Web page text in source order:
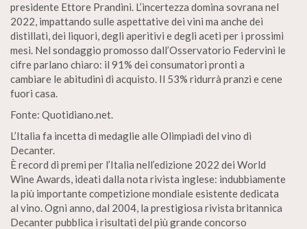
presidente Ettore Prandini. L’incertezza domina sovrana nel
2022, impattando sulle aspettative dei vini ma anche dei
distillati, dei liquori, degli aperitivi e degli aceti per i prossimi
mesi. Nel sondaggio promosso dall’Osservatorio Federvini le
cifre parlano chiaro: il 91% dei consumatori pronti a
cambiare le abitudini di acquisto. Il 53% ridurrà pranzi e cene
fuori casa.
Fonte: Quotidiano.net.
L’Italia fa incetta di medaglie alle Olimpiadi del vino di
Decanter.
È record di premi per l’Italia nell’edizione 2022 dei World
Wine Awards, ideati dalla nota rivista inglese: indubbiamente
la più importante competizione mondiale esistente dedicata
al vino. Ogni anno, dal 2004, la prestigiosa rivista britannica
Decanter pubblica i risultati del più grande concorso